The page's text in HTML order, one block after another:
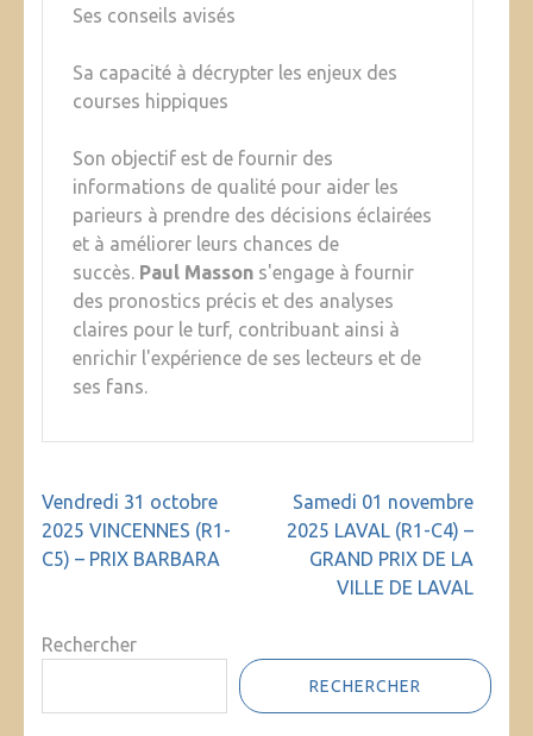
Ses conseils avisés
Sa capacité à décrypter les enjeux des
courses hippiques
Son objectif est de fournir des
informations de qualité pour aider les
parieurs à prendre des décisions éclairées
et à améliorer leurs chances de
succès. Paul Masson s'engage à fournir
des pronostics précis et des analyses
claires pour le turf, contribuant ainsi à
enrichir l'expérience de ses lecteurs et de
ses fans.
Navigation
de
l’article
Vendredi 31 octobre
2025 VINCENNES (R1-
C5) – PRIX BARBARA
Samedi 01 novembre
2025 LAVAL (R1-C4) –
GRAND PRIX DE LA
VILLE DE LAVAL
Rechercher
RECHERCHER